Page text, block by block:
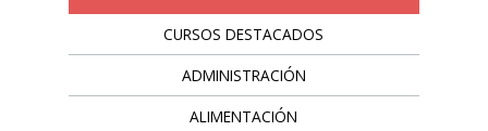
CURSOS DESTACADOS
ADMINISTRACIÓN
ALIMENTACIÓN